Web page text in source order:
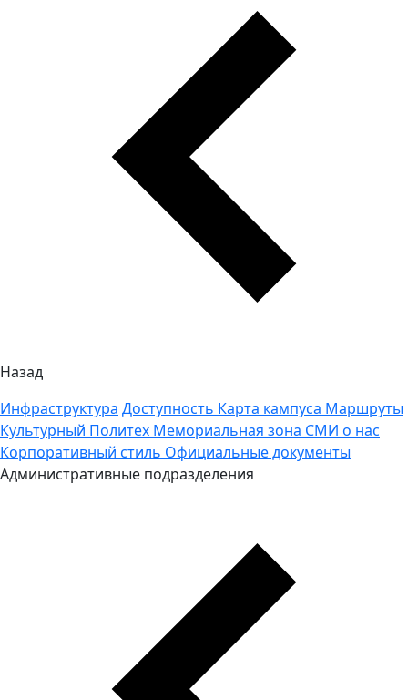
Назад
Инфраструктура Доступность Карта кампуса Маршруты
Культурный Политех Мемориальная зона СМИ о нас
Корпоративный стиль Официальные документы
Административные подразделения